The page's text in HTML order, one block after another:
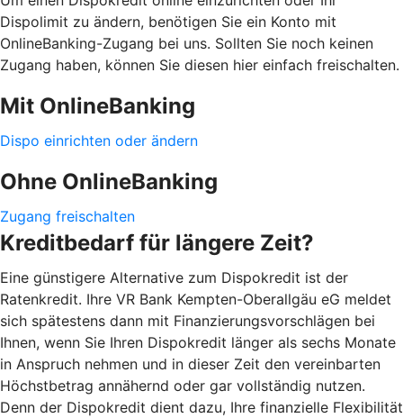
Dispolimit zu ändern, benötigen Sie ein Konto mit
OnlineBanking-Zugang bei uns. Sollten Sie noch keinen
Zugang haben, können Sie diesen hier einfach freischalten.
Mit OnlineBanking
Dispo einrichten oder ändern
Ohne OnlineBanking
Zugang freischalten
Kreditbedarf für längere Zeit?
Eine günstigere Alternative zum Dispokredit ist der
Ratenkredit. Ihre VR Bank Kempten-Oberallgäu eG meldet
sich spätestens dann mit Finanzierungsvorschlägen bei
Ihnen, wenn Sie Ihren Dispokredit länger als sechs Monate
in Anspruch nehmen und in dieser Zeit den vereinbarten
Höchstbetrag annähernd oder gar vollständig nutzen.
Denn der Dispokredit dient dazu, Ihre finanzielle Flexibilität